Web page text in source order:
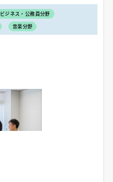
ビジネス・公務員分野
音楽分野